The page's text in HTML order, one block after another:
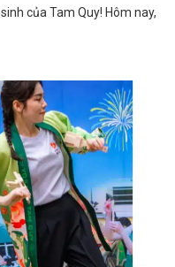
của Tam Quy! Hôm nay,